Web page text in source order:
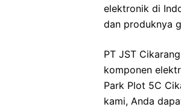
elektronik di
dan produknya
PT JST
komponen
Park Plot 5C
kami, Anda